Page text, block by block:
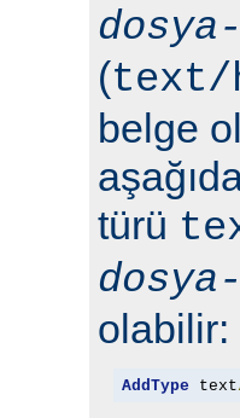
(text/
belge
türü
olabilir:
AddType text